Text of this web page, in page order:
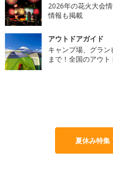
2026年の花火大会
情報も掲載
アウトドアガイド
キャンプ場、グラ
まで！全国のアウ
夏休み特集